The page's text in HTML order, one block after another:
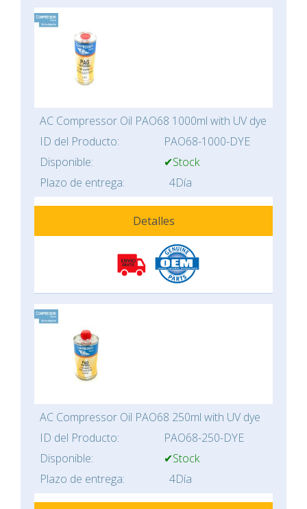
AC Compressor Oil PAO68 1000ml with UV dye
ID del Producto:
PAO68-1000-DYE
Disponible:
✔Stock
Plazo de entrega:
4Día
Detalles
AC Compressor Oil PAO68 250ml with UV dye
ID del Producto:
PAO68-250-DYE
Disponible:
✔Stock
Plazo de entrega:
4Día